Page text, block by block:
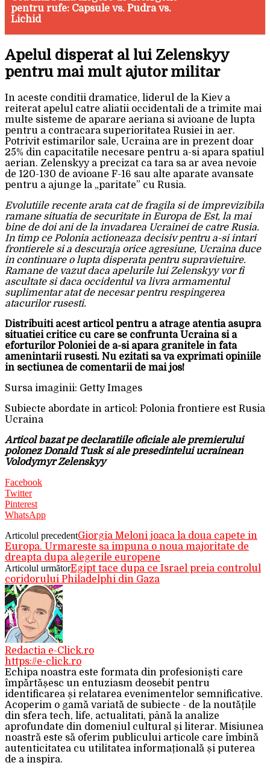
pentru rufe: Capsule vs. Pudra vs.
Lichid
Apelul disperat al lui Zelenskyy
pentru mai mult ajutor militar
In aceste conditii dramatice, liderul de la Kiev a
reiterat apelul catre aliatii occidentali de a trimite mai
multe sisteme de aparare aeriana si avioane de lupta
pentru a contracara superioritatea Rusiei in aer.
Potrivit estimarilor sale, Ucraina are in prezent doar
25% din capacitatile necesare pentru a-si apara spatiul
aerian. Zelenskyy a precizat ca tara sa ar avea nevoie
de 120-130 de avioane F-16 sau alte aparate avansate
pentru a ajunge la „paritate” cu Rusia.
Evolutiile recente arata cat de fragila si de imprevizibila
ramane situatia de securitate in Europa de Est, la mai
bine de doi ani de la invadarea Ucrainei de catre Rusia.
In timp ce Polonia actioneaza decisiv pentru a-si intari
frontierele si a descuraja orice agresiune, Ucraina duce
in continuare o lupta disperata pentru supravietuire.
Ramane de vazut daca apelurile lui Zelenskyy vor fi
ascultate si daca occidentul va livra armamentul
suplimentar atat de necesar pentru respingerea
atacurilor rusesti.
Distribuiti acest articol pentru a atrage atentia asupra
situatiei critice cu care se confrunta Ucraina si a
eforturilor Poloniei de a-si apara granitele in fata
amenintarii rusesti. Nu ezitati sa va exprimati opiniile
in sectiunea de comentarii de mai jos!
Sursa imaginii: Getty Images
Subiecte abordate in articol: Polonia frontiere est Rusia
Ucraina
Articol bazat pe declaratiile oficiale ale premierului
polonez Donald Tusk si ale presedintelui ucrainean
Volodymyr Zelenskyy
Facebook
Twitter
Pinterest
WhatsApp
Articolul precedentGiorgia Meloni joaca la doua capete in
Europa. Urmareste sa impuna o noua majoritate de
dreapta dupa alegerile europene
Articolul următorEgipt tace dupa ce Israel preia controlul
coridorului Philadelphi din Gaza
Redactia e-Click.ro
https://e-click.ro
Echipa noastra este formata din profesioniști care
împărtășesc un entuziasm deosebit pentru
identificarea și relatarea evenimentelor semnificative.
Acoperim o gamă variată de subiecte - de la noutățile
din sfera tech, life, actualitati, până la analize
aprofundate din domeniul cultural și literar. Misiunea
noastră este să oferim publicului articole care îmbină
autenticitatea cu utilitatea informațională și puterea
de a inspira.